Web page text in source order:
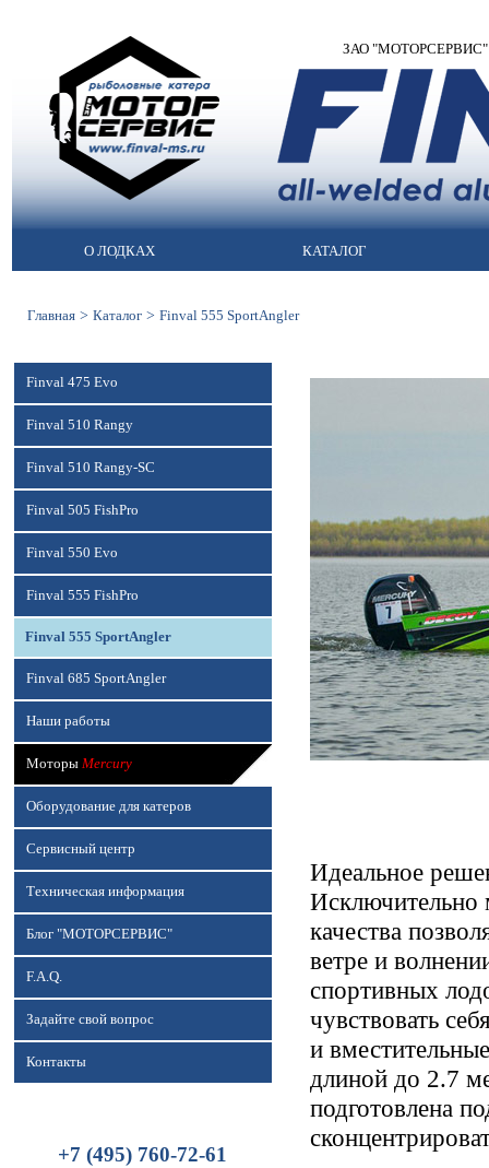
ЗАО "МОТОРСЕРВИС" |
О ЛОДКАХ КАТАЛОГ
Главная > Каталог > Finval 555 SportAngler
Finval 475 Evo
Finval 510 Rangy
Finval 510 Rangy-SC
Finval 505 FishPro
Finval 550 Evo
Finval 555 FishPro
Finval 555 SportAngler
Finval 685 SportAngler
Наши работы
Моторы Mercury
Оборудование для катеров
Сервисный центр
Техническая информация
Блог "МОТОРСЕРВИС"
F.A.Q.
Задайте свой вопрос
Контакты
+7 (495) 760-72-61
Идеальное
Исключительно
качества
ветре и
спортивных
чувствовать
и
длиной до 2.7
подготовлена